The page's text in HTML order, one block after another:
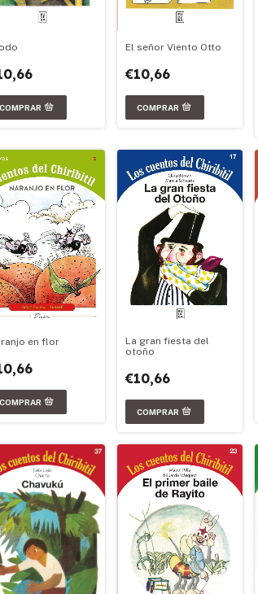
El señor Viento Otto
€10,66
en flor
La gran fiesta del
otoño
€10,66